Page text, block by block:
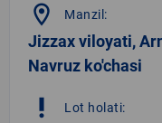
location_on Manzil:
Jizzax viloyati,
Navruz ko'chasi
priority_high Lot holati: